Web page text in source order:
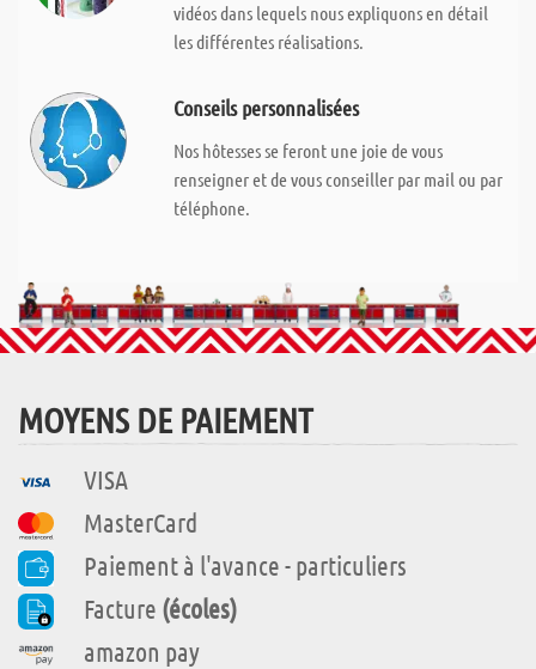
vidéos dans lequels nous expliquons en détail
les différentes réalisations.
Conseils personnalisées
Nos hôtesses se feront une joie de vous
renseigner et de vous conseiller par mail ou par
téléphone.
MOYENS DE PAIEMENT
VISA
MasterCard
Paiement à l'avance - particuliers
Facture (écoles)
amazon pay